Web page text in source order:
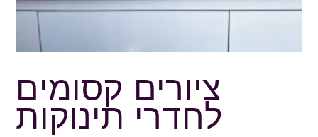
ציורים קסומים
לחדרי תינוקות